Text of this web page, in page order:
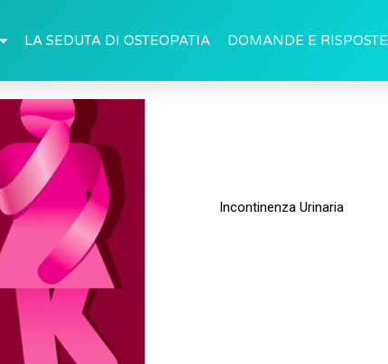
LA SEDUTA DI OSTEOPATIA DOMANDE E RISPOSTE
Incontinenza Urinaria